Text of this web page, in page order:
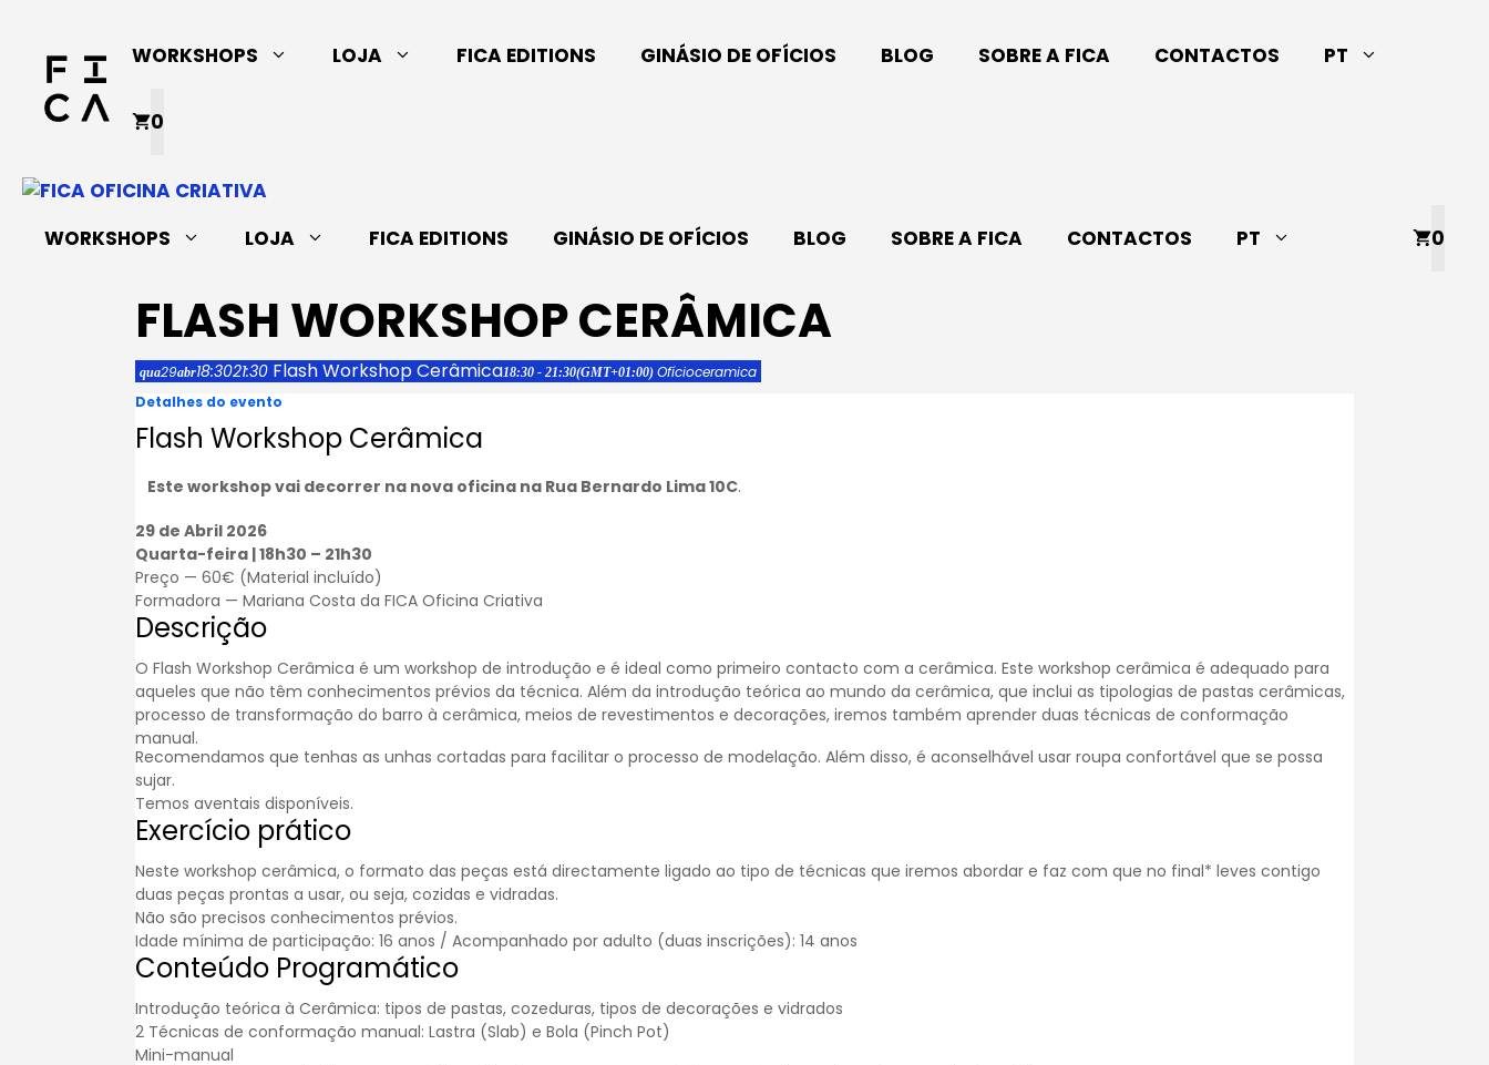
conteúdo
WORKSHOPS LOJA FICA EDITIONS GINÁSIO DE OFÍCIOS BLOG SOBRE A FICA CONTACTOS PT
0
WORKSHOPS LOJA FICA EDITIONS GINÁSIO DE OFÍCIOS BLOG SOBRE A FICA CONTACTOS PT 0
FLASH WORKSHOP CERÂMICA
qua29abr18:3021:30 Flash Workshop Cerâmica18:30 - 21:30(GMT+01:00) Ofícioceramica
Detalhes do evento
Flash Workshop Cerâmica
Este workshop vai decorrer na nova oficina na Rua Bernardo Lima 10C.
29 de Abril 2026
Quarta-feira | 18h30 – 21h30
Preço — 60€ (Material incluído)
Formadora — Mariana Costa da FICA Oficina Criativa
Descrição
O Flash Workshop Cerâmica é um workshop de introdução e é ideal como primeiro contacto com a cerâmica. Este workshop cerâmica é adequado para
aqueles que não têm conhecimentos prévios da técnica. Além da introdução teórica ao mundo da cerâmica, que inclui as tipologias de pastas cerâmicas,
processo de transformação do barro à cerâmica, meios de revestimentos e decorações, iremos também aprender duas técnicas de conformação
manual.
Recomendamos que tenhas as unhas cortadas para facilitar o processo de modelação. Além disso, é aconselhável usar roupa confortável que se possa
sujar.
Temos aventais disponíveis.
Exercício prático
Neste workshop cerâmica, o formato das peças está directamente ligado ao tipo de técnicas que iremos abordar e faz com que no final* leves contigo
duas peças prontas a usar, ou seja, cozidas e vidradas.
Não são precisos conhecimentos prévios.
Idade mínima de participação: 16 anos / Acompanhado por adulto (duas inscrições): 14 anos
Conteúdo Programático
Introdução teórica à Cerâmica: tipos de pastas, cozeduras, tipos de decorações e vidrados
2 Técnicas de conformação manual: Lastra (Slab) e Bola (Pinch Pot)
Mini-manual